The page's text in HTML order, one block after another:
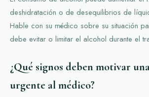
deshidratación o de desequilibrios de
Hable con su médico sobre su situación
debe evitar o limitar el alcohol durante el
¿Qué signos deben motivar
urgente al médico?